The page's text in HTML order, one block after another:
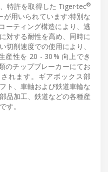
特許を取得した Tiger·tec®
用いられています:特別な
ーティング構造により、逃
対する耐性を高め、同時に
切削速度での使用により、
産性を 20 - 30 % 向上でき
のチップブレーカーにてお
れます。ギアボックス部
ト、車軸および鉄道車輪な
品加工、鉄道などの各種産
す。